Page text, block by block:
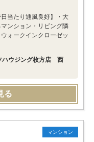
日当たり通風良好】・大
ンション・リビング隣
ォークインクローゼッ
ハウジング枚方店 西
る
マンション